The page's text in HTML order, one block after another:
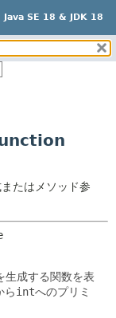
Java SE 18 & JDK 18
たはメソッド参
成する関数を表
らintへのプリミ